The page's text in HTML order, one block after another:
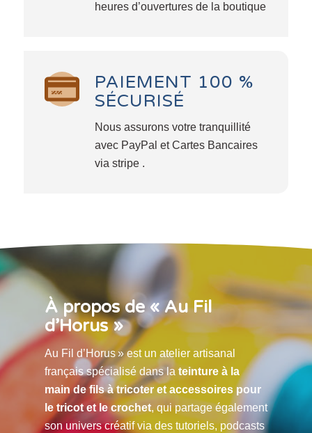
heures d’ouvertures de la boutique
PAIEMENT 100 %
SÉCURISÉ
Nous assurons votre tranquillité
avec PayPal et Cartes Bancaires
via stripe .
À propos de « Au Fil
d’Horus »
Au Fil d’Horus » est un atelier artisanal
français spécialisé dans la teinture à la
main de fils à tricoter et accessoires pour
le tricot et le crochet, qui partage également
son univers créatif via des tutoriels, podcasts